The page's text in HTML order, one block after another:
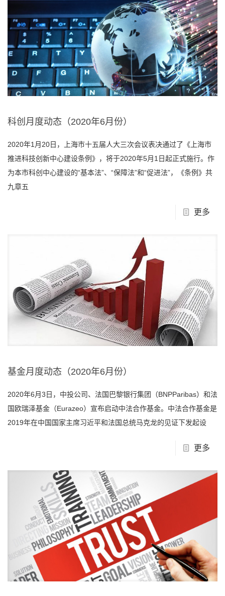
科创月度动态（2020年6月份）
2020年1月20日，上海市十五届人大三次会议表决通过了《上海市
推进科技创新中心建设条例》，将于2020年5月1日起正式施行。作
为本市科创中心建设的“基本法”、“保障法”和“促进法”，《条例》共
九章五
更多
基金月度动态（2020年6月份）
2020年6月3日，中投公司、法国巴黎银行集团（BNPParibas）和法
国欧瑞泽基金（Eurazeo）宣布启动中法合作基金。中法合作基金是
2019年在中国国家主席习近平和法国总统马克龙的见证下发起设
更多